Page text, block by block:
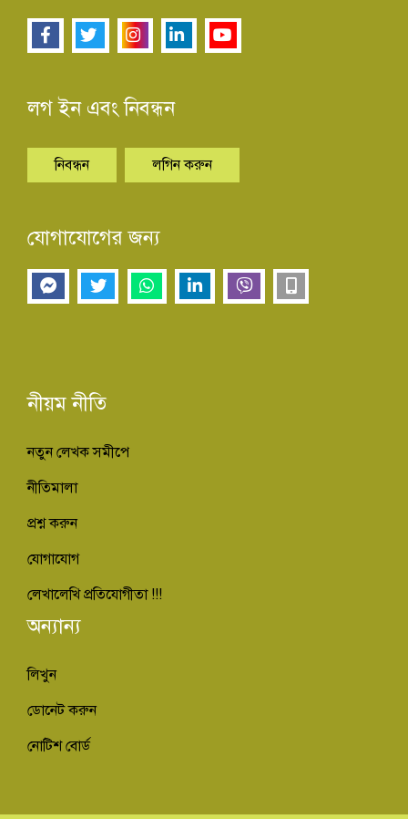
লগ ইন এবং নিবন্ধন
নিবন্ধন লগিন করুন
যোগাযোগের জন্য
নীয়ম নীতি
নতুন লেখক সমীপে
নীতিমালা
প্রশ্ন করুন
যোগাযোগ
লেখালেখি প্রতিযোগীতা !!!
অন্যান্য
লিখুন
ডোনেট করুন
নোটিশ বোর্ড